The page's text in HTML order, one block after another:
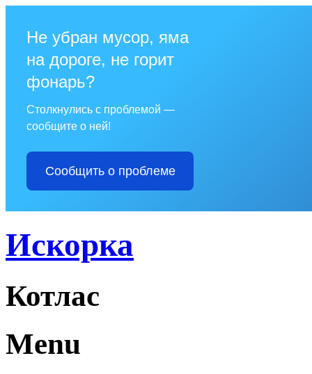
Не убран мусор, яма
на дороге, не горит
фонарь?
Столкнулись с проблемой —
сообщите о ней!
Сообщить о проблеме
Искорка
Котлас
Menu